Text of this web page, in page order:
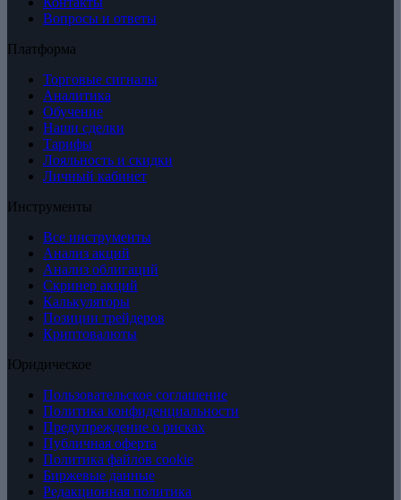
Вопросы и ответы
Платформа
Торговые сигналы
Аналитика
Обучение
Наши сделки
Тарифы
Лояльность и скидки
Личный кабинет
Инструменты
Все инструменты
Анализ акций
Анализ облигаций
Скринер акций
Калькуляторы
Позиции трейдеров
Криптовалюты
Юридическое
Пользовательское соглашение
Политика конфиденциальности
Предупреждение о рисках
Публичная оферта
Политика файлов cookie
Биржевые данные
Редакционная политика